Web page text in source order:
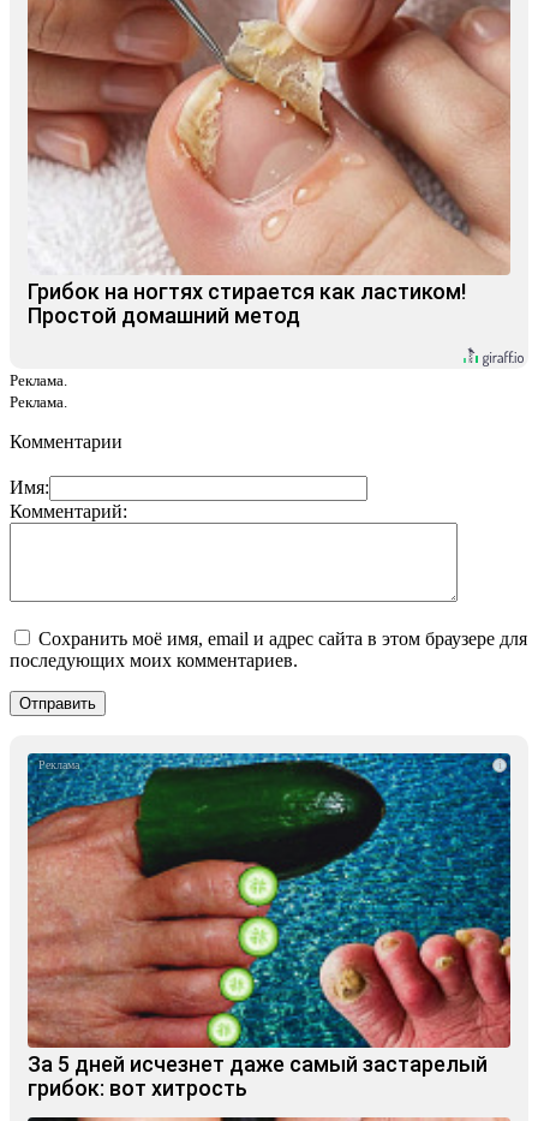
Грибок на ногтях стирается как ластиком!
Простой домашний метод
Реклама.
Реклама.
Комментарии
Имя:
Комментарий:
Сохранить моё имя, email и адрес сайта в этом браузере для
последующих моих комментариев.
i
За 5 дней исчезнет даже самый застарелый
грибок: вот хитрость